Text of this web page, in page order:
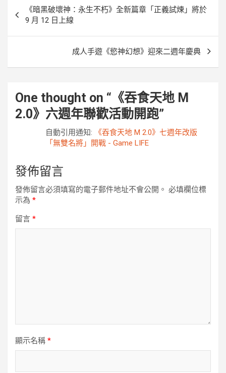
章
導
《暗黑破壞神：永生不朽》全新篇章「正義試煉」將於
9 月 12 日上線
成人手遊《慾神幻想》迎來二週年慶典
One thought on “ 《吞食天地 M
2.0》六週年聯歡活動開跑”
自動引用通知:
《吞食天地 M 2.0》七週年改版
「無雙名將」開戰 - Game LIFE
發佈留言
發佈留言必須填寫的電子郵件地址不會公開。 必填欄位標
示為 *
留言 *
顯示名稱 *